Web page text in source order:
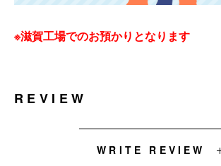
※滋賀工場でのお預かりとなります
REVIEW
WRITE REVIEW